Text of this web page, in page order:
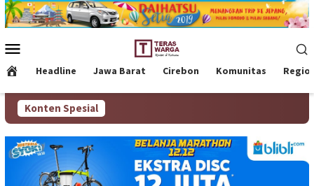
Loncat
ke
Mobile
Headline Jawa Barat Cirebon Komunitas
Konten Spesial